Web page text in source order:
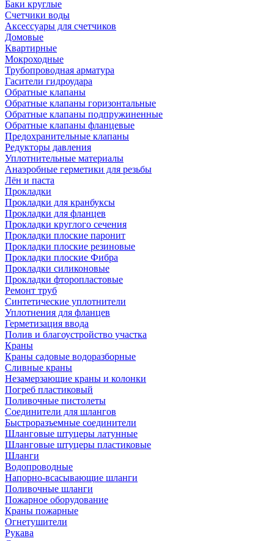
Баки круглые
Счетчики воды
Аксессуары для счетчиков
Домовые
Квартирные
Мокроходные
Трубопроводная арматура
Гасители гидроудара
Обратные клапаны
Обратные клапаны горизонтальные
Обратные клапаны подпружиненные
Обратные клапаны фланцевые
Предохранительные клапаны
Редукторы давления
Уплотнительные материалы
Анаэробные герметики для резьбы
Лён и паста
Прокладки
Прокладки для кранбуксы
Прокладки для фланцев
Прокладки круглого сечения
Прокладки плоские паронит
Прокладки плоские резиновые
Прокладки плоские Фибра
Прокладки силиконовые
Прокладки фторопластовые
Ремонт труб
Синтетические уплотнители
Уплотнения для фланцев
Герметизация ввода
Полив и благоустройство участка
Краны
Краны садовые водоразборные
Сливные краны
Незамерзающие краны и колонки
Погреб пластиковый
Поливочные пистолеты
Соединители для шлангов
Быстроразъемные соединители
Шланговые штуцеры латунные
Шланговые штуцеры пластиковые
Шланги
Водопроводные
Напорно-всасывающие шланги
Поливочные шланги
Пожарное оборудование
Краны пожарные
Огнетушители
Рукава